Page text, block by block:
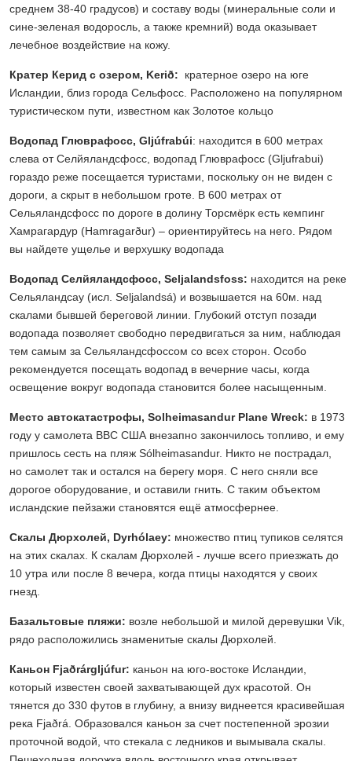
среднем 38-40 градусов) и составу воды (минеральные соли и
сине-зеленая водоросль, а также кремний) вода оказывает
лечебное воздействие на кожу.
Кратер Керид с озером, Kerið: кратерное озеро на юге
Исландии, близ города Сельфосс. Расположено на популярном
туристическом пути, известном как Золотое кольцо
Водопад Глюврафосс, Gljúfrabúi: находится в 600 метрах
слева от Селйяландсфосс, водопад Глюврафосс (Gljufrabui)
гораздо реже посещается туристами, поскольку он не виден с
дороги, а скрыт в небольшом гроте. В 600 метрах от
Сельяландсфосс по дороге в долину Торсмёрк есть кемпинг
Хамрагардур (Hamragarður) – ориентируйтесь на него. Рядом
вы найдете ущелье и верхушку водопада
Водопад Селйяландсфосс, Seljalandsfoss: находится на реке
Сельяландсау (исл. Seljalandsá) и возвышается на 60м. над
скалами бывшей береговой линии. Глубокий отступ позади
водопада позволяет свободно передвигаться за ним, наблюдая
тем самым за Сельяландсфоссом со всех сторон. Особо
рекомендуется посещать водопад в вечерние часы, когда
освещение вокруг водопада становится более насыщенным.
Место автокатастрофы, Solheimasandur Plane Wreck: в 1973
году у самолета ВВС США внезапно закончилось топливо, и ему
пришлось сесть на пляж Sólheimasandur. Никто не пострадал,
но самолет так и остался на берегу моря. С него сняли все
дорогое оборудование, и оставили гнить. С таким объектом
исландские пейзажи становятся ещё атмосфернее.
Скалы Дюрхолей, Dyrhólaey: множество птиц тупиков селятся
на этих скалах. К скалам Дюрхолей - лучше всего приезжать до
10 утра или после 8 вечера, когда птицы находятся у своих
гнезд.
Базальтовые пляжи: возле небольшой и милой деревушки Vik,
рядо расположились знаменитые скалы Дюрхолей.
Каньон Fjaðrárgljúfur: каньон на юго-востоке Исландии,
который известен своей захватывающей дух красотой. Он
тянется до 330 футов в глубину, а внизу виднеется красивейшая
река Fjaðrá. Образовался каньон за счет постепенной эрозии
проточной водой, что стекала с ледников и вымывала скалы.